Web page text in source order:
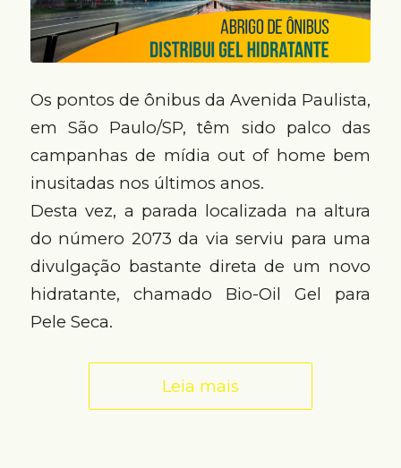
Os pontos de ônibus da Avenida Paulista,
em São Paulo/SP, têm sido palco das
campanhas de mídia out of home bem
inusitadas nos últimos anos.
Desta vez, a parada localizada na altura
do número 2073 da via serviu para uma
divulgação bastante direta de um novo
hidratante, chamado Bio-Oil Gel para
Pele Seca.
Leia mais